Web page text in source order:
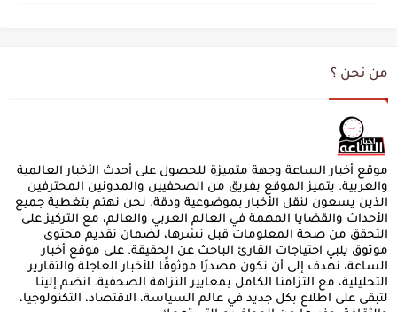
من نحن ؟
موقع أخبار الساعة وجهة متميزة للحصول على أحدث الأخبار العالمية
والعربية. يتميز الموقع بفريق من الصحفيين والمدونين المحترفين
الذين يسعون لنقل الأخبار بموضوعية ودقة. نحن نهتم بتغطية جميع
الأحداث والقضايا المهمة في العالم العربي والعالم، مع التركيز على
التحقق من صحة المعلومات قبل نشرها، لضمان تقديم محتوى
موثوق يلبي احتياجات القارئ الباحث عن الحقيقة. على موقع أخبار
الساعة، نهدف إلى أن نكون مصدرًا موثوقًا للأخبار العاجلة والتقارير
التحليلية، مع التزامنا الكامل بمعايير النزاهة الصحفية. انضم إلينا
لتبقى على اطلاع بكل جديد في عالم السياسة، الاقتصاد، التكنولوجيا،